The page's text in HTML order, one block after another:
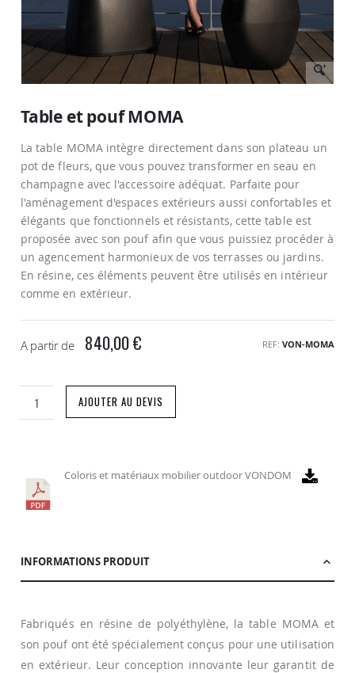
début
la
Galerie
d’images
Table et pouf MOMA
La table MOMA intègre directement dans son plateau un
pot de fleurs, que vous pouvez transformer en seau en
champagne avec l'accessoire adéquat. Parfaite pour
l'aménagement d'espaces extérieurs aussi confortables et
élégants que fonctionnels et résistants, cette table est
proposée avec son pouf afin que vous puissiez procéder à
un agencement harmonieux de vos terrasses ou jardins.
En résine, ces éléments peuvent être utilisés en intérieur
comme en extérieur.
A partir de 840,00 € REF VON-MOMA
AJOUTER AU DEVIS
Coloris et matériaux mobilier outdoor VONDOM
INFORMATIONS PRODUIT
Fabriqués en résine de polyéthylène, la table MOMA et
son pouf ont été spécialement conçus pour une utilisation
en extérieur. Leur conception innovante leur garantit de